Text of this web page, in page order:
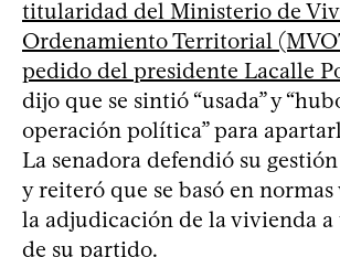
titularidad del Ministerio de
Ordenamiento Territorial
pedido del presidente Lacalle
dijo que se sintió “usada” y
operación política” para
La senadora defendió su
y reiteró que se basó en
la adjudicación de la vivienda
de su partido.